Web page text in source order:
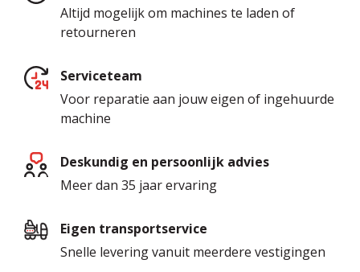
Altijd mogelijk om machines te laden of
retourneren
Serviceteam
Voor reparatie aan jouw eigen of ingehuurde
machine
Deskundig en persoonlijk advies
Meer dan 35 jaar ervaring
Eigen transportservice
Snelle levering vanuit meerdere vestigingen